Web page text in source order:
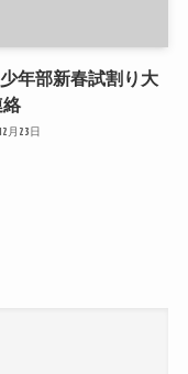
年部新春試割り大
月23日